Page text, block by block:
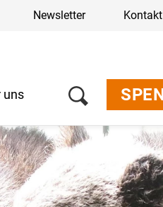
Newsletter Kontakt
uns